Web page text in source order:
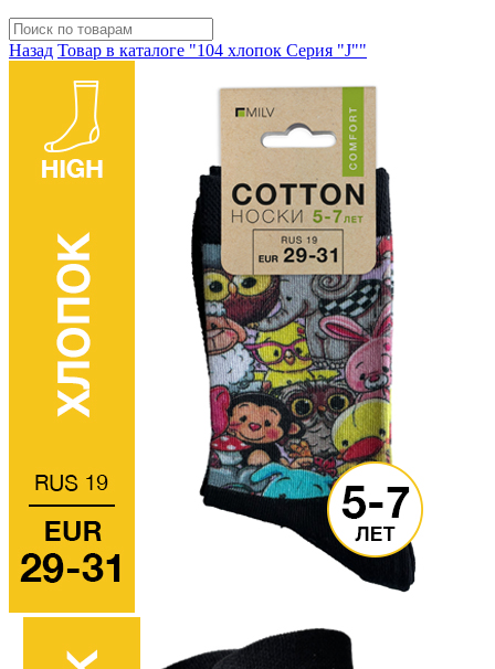
Назад Товар в каталоге "104 хлопок Серия "J""